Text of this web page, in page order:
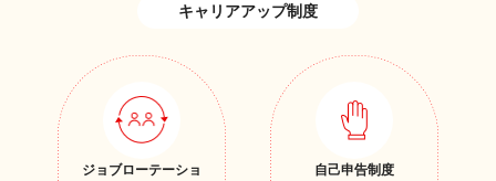
キャリアアップ制度
ジョブローテーショ
自己申告制度